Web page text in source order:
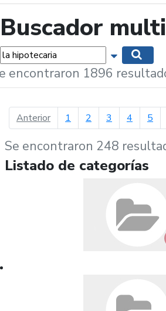
Buscador
Mostrar
encontraron 1896
Anteriorpágina anterior
1 2 3 4 5
Se encontraron 248
Listado de categorías